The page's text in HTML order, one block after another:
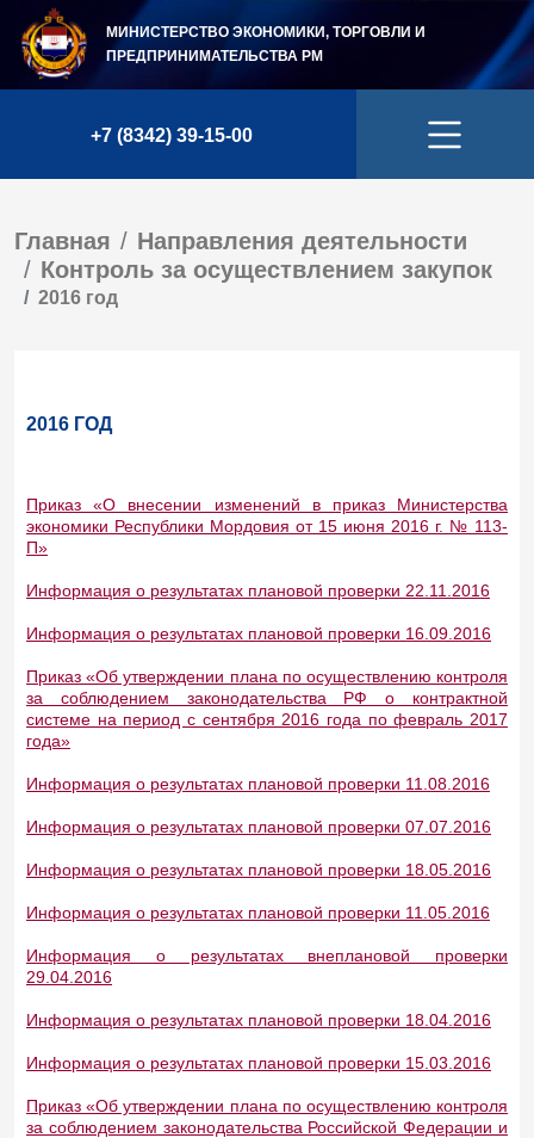
МИНИСТЕРСТВО ЭКОНОМИКИ, ТОРГОВЛИ И
ПРЕДПРИНИМАТЕЛЬСТВА РМ
+7 (8342) 39-15-00
Главная
Направления деятельности
Контроль за осуществлением закупок
2016 год
2016 ГОД
Приказ «О внесении изменений в приказ Министерства
экономики Республики Мордовия от 15 июня 2016 г. № 113-
П»
Информация о результатах плановой проверки 22.11.2016
Информация о результатах плановой проверки 16.09.2016
Приказ «Об утверждении плана по осуществлению контроля
за соблюдением законодательства РФ о контрактной
системе на период с сентября 2016 года по февраль 2017
года»
Информация о результатах плановой проверки 11.08.2016
Информация о результатах плановой проверки 07.07.2016
Информация о результатах плановой проверки 18.05.2016
Информация о результатах плановой проверки 11.05.2016
Информация о результатах внеплановой проверки
29.04.2016
Информация о результатах плановой проверки 18.04.2016
Информация о результатах плановой проверки 15.03.2016
Приказ «Об утверждении плана по осуществлению контроля
за соблюдением законодательства Российской Федерации и